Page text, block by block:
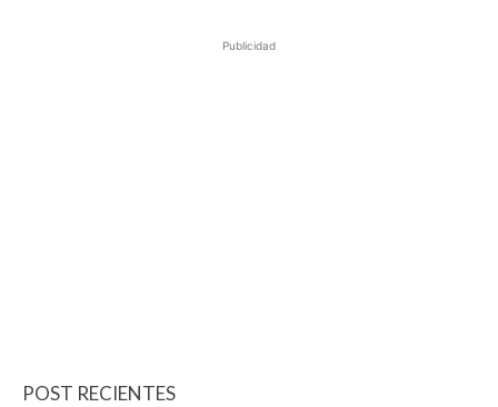
Publicidad
POST RECIENTES